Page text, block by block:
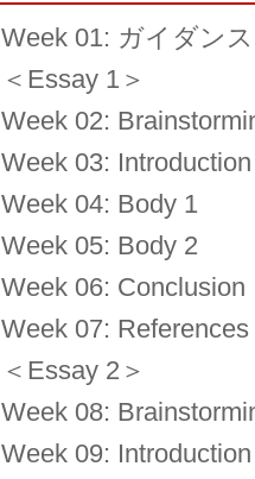
Week 01: ガイダンス
＜Essay 1＞
Week 02:
Week 03: Introduction
Week 04: Body 1
Week 05: Body 2
Week 06: Conclusion
Week 07: References
＜Essay 2＞
Week 08:
Week 09: Introduction